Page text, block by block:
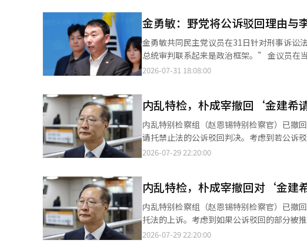
为“李总统应行使否决权”，而认为“应无
的受访者也占64.0%。此次民意调查采用
95%置信水平下±3.1个百分点。 对此，改革新党代表李俊锡表示：“与检察机关的恶缘是民主党这一政治势力的私
事，但刑事司法制度是全体国民的事情。”
落在总统身上。”※ 本报道经人工智能（AI）
难以认定为公诉权滥用。” 接着指出：“应综合考虑公诉提起的经过、检察官的意图、被告所遭受的不利影响、检察
权裁量权的偏离程度等因素进行判断。” 法院行政处提到的2019年最高法院判例指出，公诉权滥用的判断标准
是“检察官任意行使公诉权，给被告造成实质性不利
行使公诉权不仅仅是由于职务上的过失，还至少应有某种意图。” 最终，公诉
的任意公诉权行使为核心。 同时表示：“（公诉驳回条款的）具体判断标准预计将在未来的最高法院判例中形成。”
判断的情况下，才应允许公诉驳回。”※ 本
金勇敏：野党将公诉驳回理由与
金勇敏共同民主党议员在31日针对刑事诉讼
总统审判联系起来是政治框架。” 金议员在
了根据现有判例认可的公诉驳回理由，”并
出：“民主党在深夜法务小组中偷偷插入的
此外，国民力量前一天因对刑事诉讼法修正
结束投票并处理该法案。※ 本报道经人工智
2026-07-31 18:08:00
内乱特检，朴成宰撤回‘金建
内乱特别检察组（赵恩锡特别检察官）已撤
请托禁止法的公诉驳回判决。考虑到若公诉
能导致审判延误。 特别检察组于29日表示：“我们于27日撤回了对朴成宰的原审判决中公诉驳回的请托禁止法违反
重等因素，做出了诉讼经济上的判断。” 同时强调：“这并不意味着对公诉驳回部分的原审法律判断是正当的。”并
补充道：“撤回上诉的部分将移交给其他机构，以便迅速进行公诉。”
振官法官）于上个月22日对朴前部长因内乱
而，因接受金女士的请托，检方对其‘迪奥
诉驳回的判决。 法院认为，朴前部长的Telegram消息与紧急戒严、内乱、外汇犯罪之间没有具体关联，因此不属于
2026-07-29 22:20:00
内乱特检，朴成宰撤回对‘金建
内乱特别检察组（赵恩锡特别检察官）已撤
托法的上诉。考虑到如果公诉驳回的部分被
延误。 特别检察组于29日表示：“我们于27日撤回了对朴成宰的原审判决中关于公诉驳回的禁止请托法违反部分提
2026-07-29 22:20:00